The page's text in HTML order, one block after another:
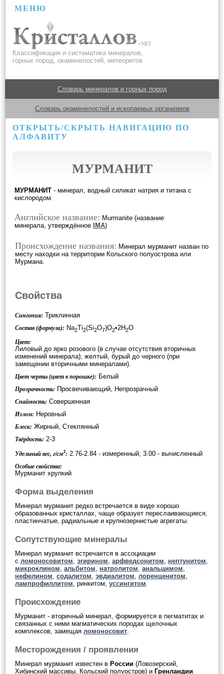
МЕНЮ
Классификация и систематика минералов,
горных пород, окаменелостей, метеоритов
Словарь минералов и горных пород
Словарь окаменелостей и ископаемых организмов
ОТКРЫТЬ/СКРЫТЬ НАВИГАЦИЮ ПО
АЛФАВИТУ
МУРМАНИТ
МУРМАНИТ - минерал, водный силикат натрия и титана с
кислородом.
Английское название: Murmanite (название
минерала, утверждённое
IMA)
Происхождение названия: Минерал мурманит назван по
месту находки на территории Кольского полуострова или
Мурмана.
Свойства
Сингония: Триклинная
Состав (формула): Na2Ti2(Si2O7)O2•2H2O
Цвет:
Лиловый до ярко розового (в случае отсутствия вторичных
изменений минерала); желтый, бурый до черного (при
замещении вторичными минералами).
Цвет черты (цвет в порошке): Белый
Прозрачность: Просвечивающий, Непрозрачный
Спайность: Совершенная
Излом: Неровный
Блеск: Жирный, Стеклянный
Твёрдость: 2-3
Удельный вес, г/см3: 2.76-2.84 - измеренный; 3.00 - вычисленный
Особые свойства:
Мурманит хрупкий
Форма выделения
Минерал мурманит редко встречается в виде хорошо
образованных кристаллах, чаще образует переслаивающиеся,
пластинчатые, радиальные и крупнозернистые агрегаты.
Сопутствующие минералы
Минерал мурманит встречается в ассоциации
с ломоносовитом эгирином арфведсонитом нептунитом
микроклином альбитом натролитом анальцимом
нефелином содалитом эвдиалитом лоренценитом
лампрофиллитом , ринкитом, уссингитом
Происхождение
Мурманит - вторичный минерал, формируется в пегматитах и
связанных с ними магматических породах щелочных
комплексов, замещая ломоносовит
Месторождения / проявления
Минерал мурманит известен в России (Ловозерский,
Хибинский массивы, Кольский полуостров) и Гренландии